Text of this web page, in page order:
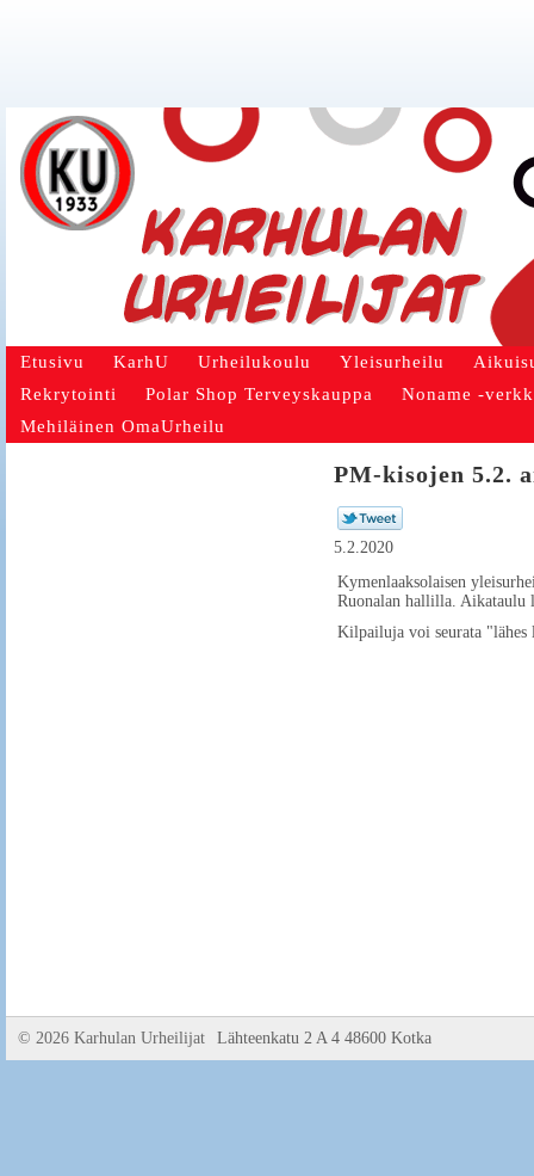
Etusivu KarhU Urheilukoulu Yleisurheilu
Rekrytointi
Polar Shop Terveyskauppa
Noname -
Mehiläinen OmaUrheilu
PM-kisojen 5.2.
5.2.2020
Kymenlaaksolaisen
Ruonalan hallilla.
Kilpailuja voi seurata
© 2026 Karhulan Urheilijat Lähteenkatu 2 A 4 48600 Kotka